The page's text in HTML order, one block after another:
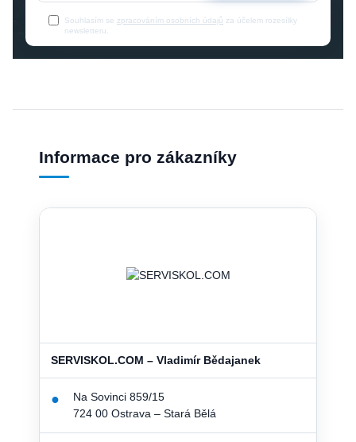
Souhlasím se zpracováním osobních údajů za účelem rozesílky
newsletteru.
Informace pro zákazníky
SERVISKOL.COM – Vladimír Bědajanek
●
Na Sovinci 859/15
724 00 Ostrava – Stará Bělá